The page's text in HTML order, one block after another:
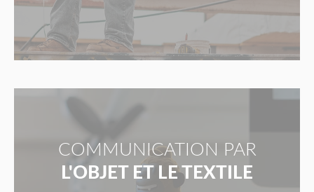
COMMUNICATION PAR
L'OBJET ET LE TEXTILE